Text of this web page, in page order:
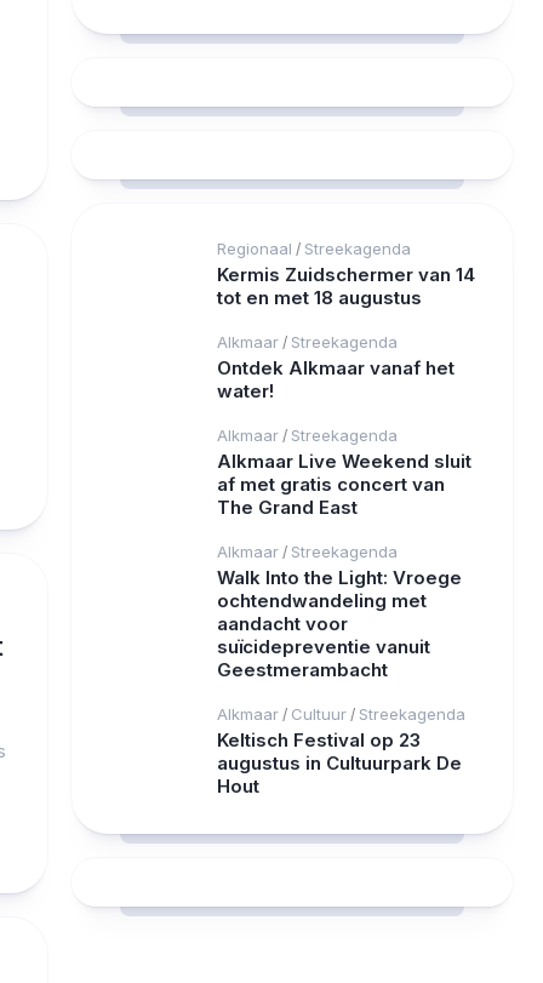
Regionaal / Streekagenda
Kermis Zuidschermer van 14
tot en met 18 augustus
Alkmaar/ Streekagenda
Ontdek Alkmaar vanaf het
water!
Alkmaar/ Streekagenda
Alkmaar Live Weekend sluit
af met gratis concert van
The Grand East
Alkmaar/ Streekagenda
Walk Into the Light: Vroege
ochtendwandeling met
aandacht voor
suïcidepreventie vanuit
Geestmerambacht
Alkmaar/ Cultuur/ Streekagenda
Keltisch Festival op 23
augustus in Cultuurpark De
Hout